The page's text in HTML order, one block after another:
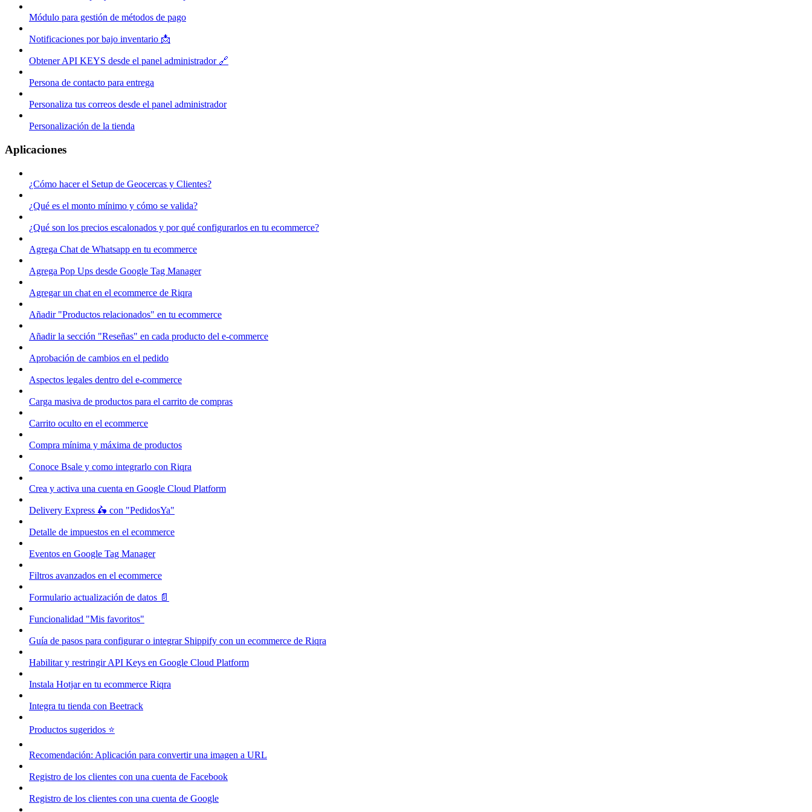
Módulo para gestión de métodos de pago
Notificaciones por bajo inventario 📩
Obtener API KEYS desde el panel administrador 🔗
Persona de contacto para entrega
Personaliza tus correos desde el panel administrador
Personalización de la tienda
Aplicaciones
¿Cómo hacer el Setup de Geocercas y Clientes?
¿Qué es el monto mínimo y cómo se valida?
¿Qué son los precios escalonados y por qué configurarlos en tu ecommerce?
Agrega Chat de Whatsapp en tu ecommerce
Agrega Pop Ups desde Google Tag Manager
Agregar un chat en el ecommerce de Riqra
Añadir "Productos relacionados" en tu ecommerce
Añadir la sección "Reseñas" en cada producto del e-commerce
Aprobación de cambios en el pedido
Aspectos legales dentro del e-commerce
Carga masiva de productos para el carrito de compras
Carrito oculto en el ecommerce
Compra mínima y máxima de productos
Conoce Bsale y como integrarlo con Riqra
Crea y activa una cuenta en Google Cloud Platform
Delivery Express 🛵 con "PedidosYa"
Detalle de impuestos en el ecommerce
Eventos en Google Tag Manager
Filtros avanzados en el ecommerce
Formulario actualización de datos 📄
Funcionalidad "Mis favoritos"
Guía de pasos para configurar o integrar Shippify con un ecommerce de Riqra
Habilitar y restringir API Keys en Google Cloud Platform
Instala Hotjar en tu ecommerce Riqra
Integra tu tienda con Beetrack
Productos sugeridos ⭐
Recomendación: Aplicación para convertir una imagen a URL
Registro de los clientes con una cuenta de Facebook
Registro de los clientes con una cuenta de Google